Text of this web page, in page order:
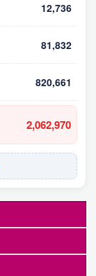
12,736
81,832
820,661
2,062,970